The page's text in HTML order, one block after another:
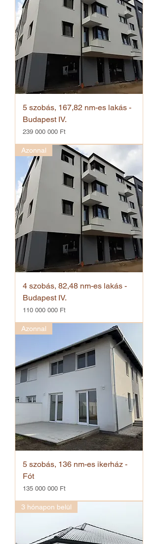
5 szobás, 167,82 nm-es lakás -
Budapest IV.
Ár
239 000 000 Ft
Azonnal
4 szobás, 82,48 nm-es lakás -
Budapest IV.
Ár
110 000 000 Ft
Azonnal
5 szobás, 136 nm-es ikerház -
Fót
Ár
135 000 000 Ft
3 hónapon belül